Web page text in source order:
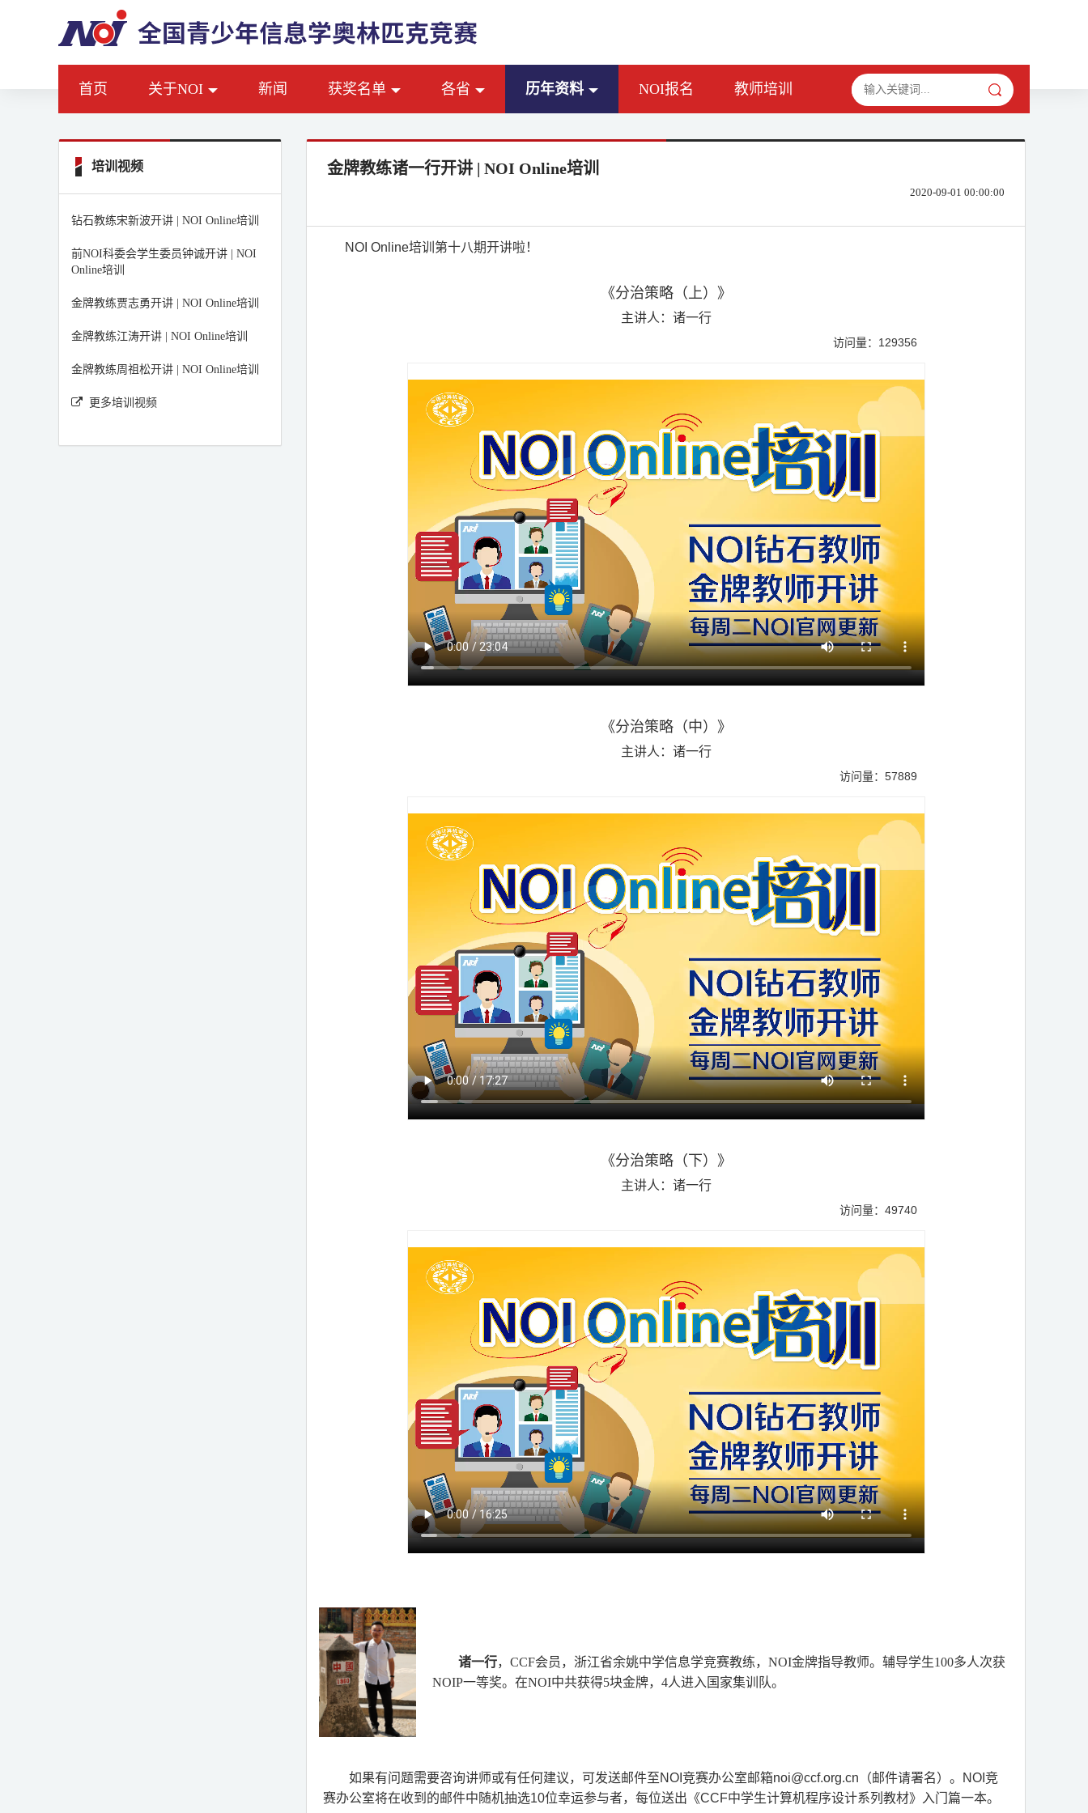
首页 关于NOI 新闻 获奖名单 各省 历年资料 NOI报名 教师培训
培训视频
钻石教练宋新波开讲 | NOI Online培训
前NOI科委会学生委员钟诚开讲 | NOI
Online培训
金牌教练贾志勇开讲 | NOI Online培训
金牌教练江涛开讲 | NOI Online培训
金牌教练周祖松开讲 | NOI Online培训
更多培训视频
金牌教练诸一行开讲 | NOI Online培训
2020-09-01 00:00:00
NOI Online培训第十八期开讲啦！
《分治策略（上）》
主讲人：诸一行
访问量：129356
《分治策略（中）》
主讲人：诸一行
访问量：57889
《分治策略（下）》
主讲人：诸一行
访问量：49740
诸一行，CCF会员，浙江省余姚中学信息学竞赛教练，NOI金牌指导教师。辅导学生100多人次获
NOIP一等奖。在NOI中共获得5块金牌，4人进入国家集训队。
如果有问题需要咨询讲师或有任何建议，可发送邮件至NOI竞赛办公室邮箱noi@ccf.org.cn（邮件请署名）。NOI竞
赛办公室将在收到的邮件中随机抽选10位幸运参与者，每位送出《CCF中学生计算机程序设计系列教材》入门篇一本。